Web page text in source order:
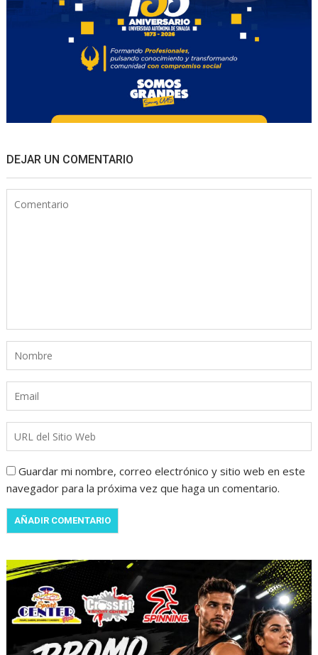
DEJAR UN COMENTARIO
Guardar mi nombre, correo electrónico y sitio web en este
navegador para la próxima vez que haga un comentario.